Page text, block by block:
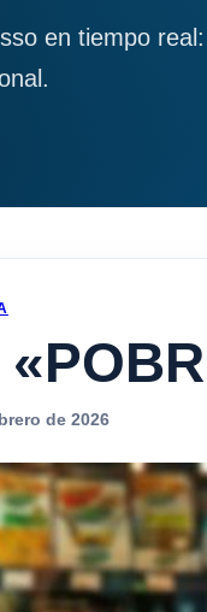
en tiempo
de 2026